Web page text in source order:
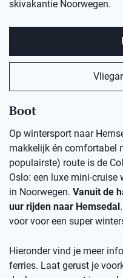
skivakantie Noorwegen.
Boot
Op wintersport naar
makkelijk én comfortabel
populairste) route is de
Oslo: een luxe mini-
in Noorwegen. Vanuit de
uur rijden naar Hemsedal
voor voor een super
Hieronder vind je meer
ferries. Laat gerust je